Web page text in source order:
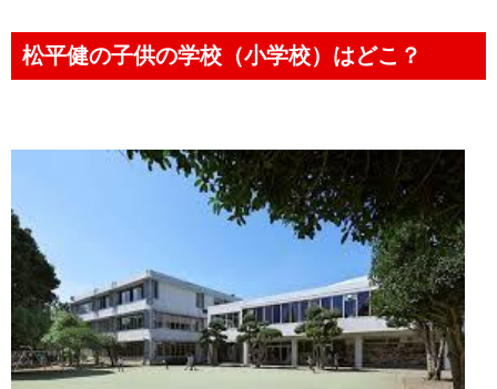
松平健の子供の学校（小学校）はどこ？